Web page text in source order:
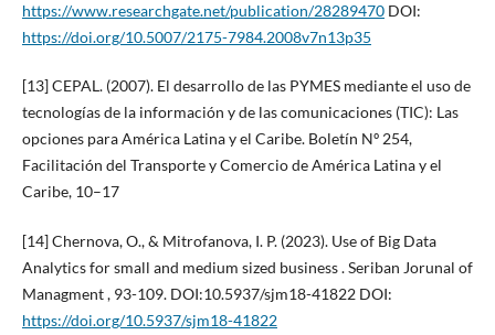
https://www.researchgate.net/publication/28289470DOI:
https://doi.org/10.5007/2175-7984.2008v7n13p35
[13] CEPAL. (2007). El desarrollo de las PYMES mediante el uso de
tecnologías de la información y de las comunicaciones (TIC): Las
opciones para América Latina y el Caribe. Boletín Nº 254,
Facilitación del Transporte y Comercio de América Latina y el
Caribe, 10–17
[14] Chernova, O., & Mitrofanova, I. P. (2023). Use of Big Data
Analytics for small and medium sized business . Seriban Jorunal of
Managment , 93-109. DOI:10.5937/sjm18-41822 DOI:
https://doi.org/10.5937/sjm18-41822